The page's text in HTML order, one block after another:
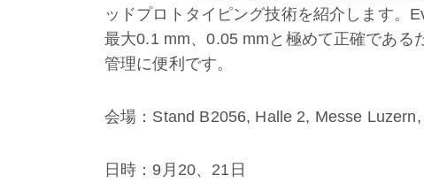
ッドプロトタイピング技術を紹介します。
最大0.1 mm、0.05 mmと極めて正確であ
管理に便利です。
会場：Stand B2056, Halle 2, Messe
日時：9月20、21日